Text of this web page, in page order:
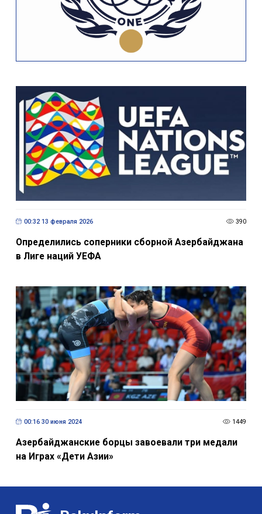
00:32 13 февраля 2026 390
Определились соперники сборной Азербайджана
в Лиге наций УЕФА
00:16 30 июня 2024 1449
Азербайджанские борцы завоевали три медали
на Играх «Дети Азии»